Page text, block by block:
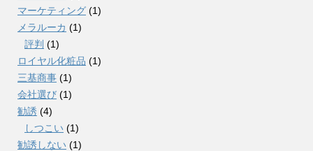
マーケティング (1)
メラルーカ (1)
評判 (1)
ロイヤル化粧品 (1)
三基商事 (1)
会社選び (1)
勧誘 (4)
しつこい (1)
勧誘しない (1)